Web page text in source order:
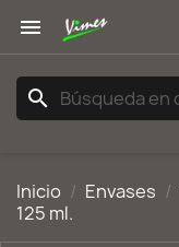

search
Inicio Envases
125 ml.